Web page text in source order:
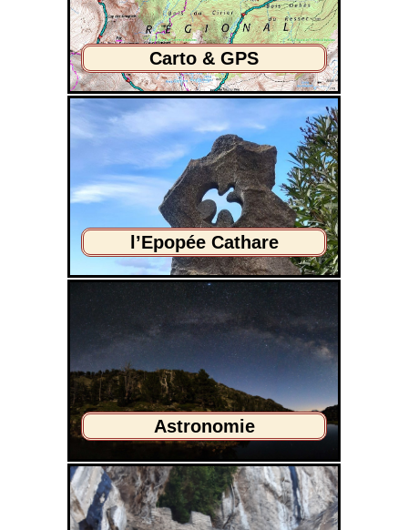
Carto & GPS
l’Epopée Cathare
Astronomie